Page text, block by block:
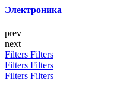
Электроника
prev
next
Filters Filters
Filters Filters
Filters Filters